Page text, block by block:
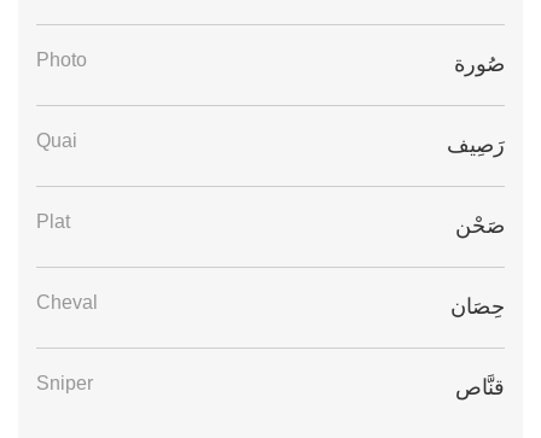
صُورة Photo
رَصِيف Quai
صَحْن Plat
حِصَان Cheval
قنَّاص Sniper